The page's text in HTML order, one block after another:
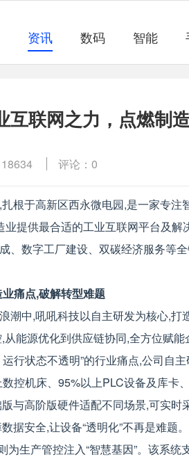
资讯 数码 智能
互联网之力，点燃制
评论：0
根于高新区西永微电园,是一家专注
业提供最合适的工业互联网平台及解
、数字工厂建设、双碳经济服务等
痛点,破解转型难题
潮中,吼吼科技以自主研发为核心,
能源优化到供应链协同,全方位赋能
行状态不透明”的行业痛点,公司自
控机床、95%以上PLC设备及库卡
与高阶版硬件适配不同场景,可实
据安全,让设备“透明化”不再是难题。
为生产管控注入“智慧基因”。该系